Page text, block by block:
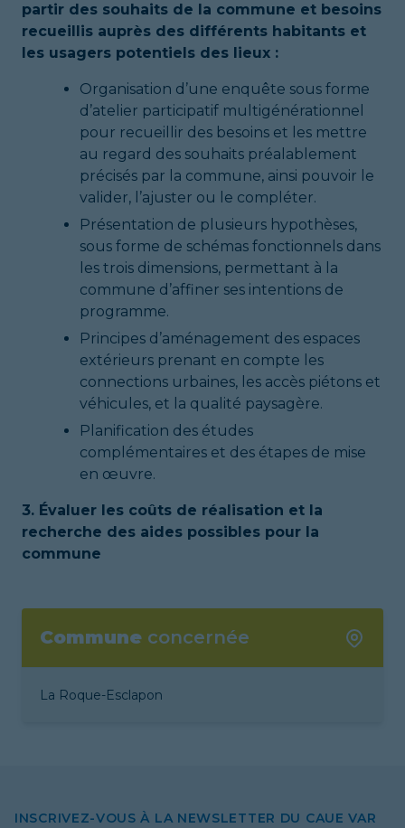
partir des souhaits de la commune et besoins
recueillis auprès des différents habitants et
les usagers potentiels des lieux :
Organisation d’une enquête sous forme
d’atelier participatif multigénérationnel
pour recueillir des besoins et les mettre
au regard des souhaits préalablement
précisés par la commune, ainsi pouvoir le
valider, l’ajuster ou le compléter.
Présentation de plusieurs hypothèses,
sous forme de schémas fonctionnels dans
les trois dimensions, permettant à la
commune d’affiner ses intentions de
programme.
Principes d’aménagement des espaces
extérieurs prenant en compte les
connections urbaines, les accès piétons et
véhicules, et la qualité paysagère.
Planification des études
complémentaires et des étapes de mise
en œuvre.
3. Évaluer les coûts de réalisation et la
recherche des aides possibles pour la
commune
Commune concernée
La Roque-Esclapon
INSCRIVEZ-VOUS À LA NEWSLETTER DU CAUE VAR